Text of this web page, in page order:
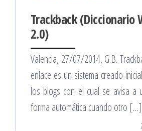
Trackback (Diccionario
2.0)
Valencia, 27/07/2014, G.B.
enlace es un sistema creado
los blogs con el cual se avisa
forma automática cuando otro […]